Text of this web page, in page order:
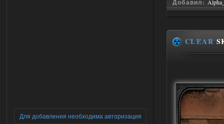
Добавил:
CLEAR
Для добавления необходима авторизация